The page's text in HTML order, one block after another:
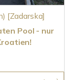
[Zadarska]
Pool - nur